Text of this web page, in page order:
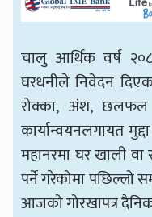
चालु आर्थिक वर्ष
घरधनीले निवेदन
रोक्का, अंश, छलफल
कार्यान्वयनलगायत
महानरमा घर खाली वा
पर्ने गरेकोमा पछिल्लो
आजको गोरखापत्र